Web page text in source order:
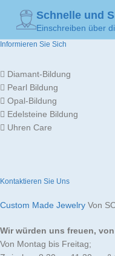
Schnelle und
Einschreiben über
Informieren Sie Sich
Diamant-Bildung
Pearl Bildung
Opal-Bildung
Edelsteine Bildung
Uhren Care
Kontaktieren Sie Uns
Custom Made Jewelry Von
Wir würden uns freuen,
Von Montag bis Freitag;